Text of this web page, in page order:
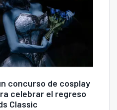
concurso de cosplay
celebrar el regreso
Classic